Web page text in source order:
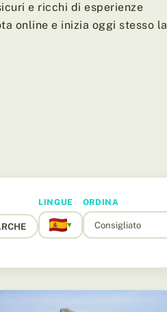
e ricchi di esperienze
online e inizia oggi stesso la
LINGUE
▾
ORDINA